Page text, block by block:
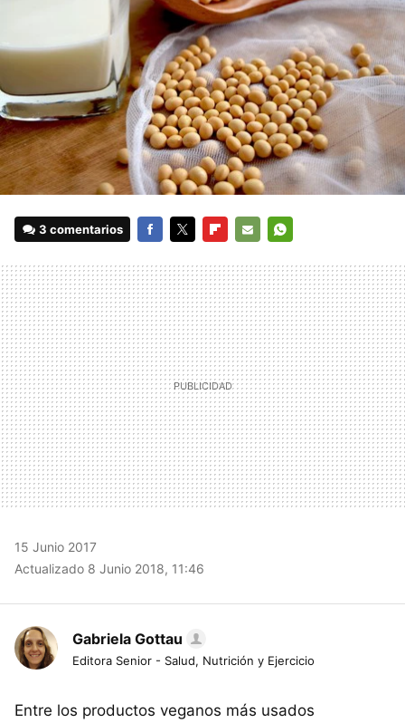
3 comentarios
MAIL
15 Junio 2017
Actualizado 8 Junio 2018, 11:46
Gabriela Gottau
Editora Senior - Salud, Nutrición y Ejercicio
Entre los productos veganos más usados